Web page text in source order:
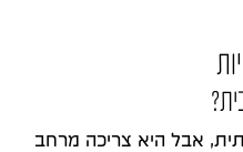
אבל היא צריכה מרחב